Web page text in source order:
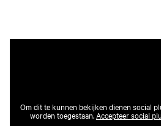
Om dit te kunnen bekijken dienen social
worden toegestaan.Accepteer social